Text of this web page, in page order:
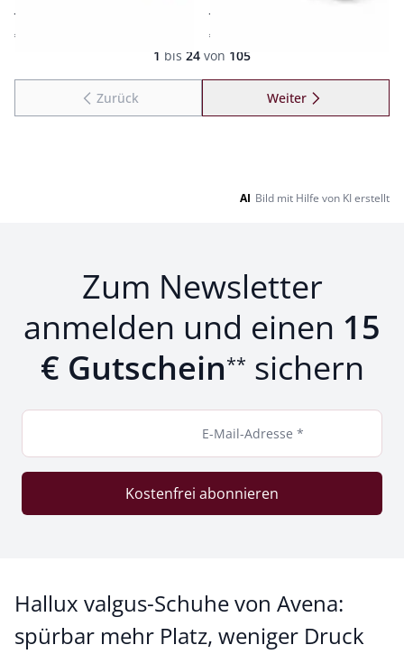
€ 59,95
€ 89,95
Seite 1 geladen. Zeige Produkte 1 bis 24 von 105.
1 bis 24 von 105
Zurück Weiterzu Seite 2
AI Bild mit Hilfe von KI erstellt
Zum Newsletter
anmelden und einen 15
€ Gutschein** sichern
E-Mail-Adresse *
Kostenfrei abonnieren
Hallux valgus-Schuhe von Avena:
spürbar mehr Platz, weniger Druck